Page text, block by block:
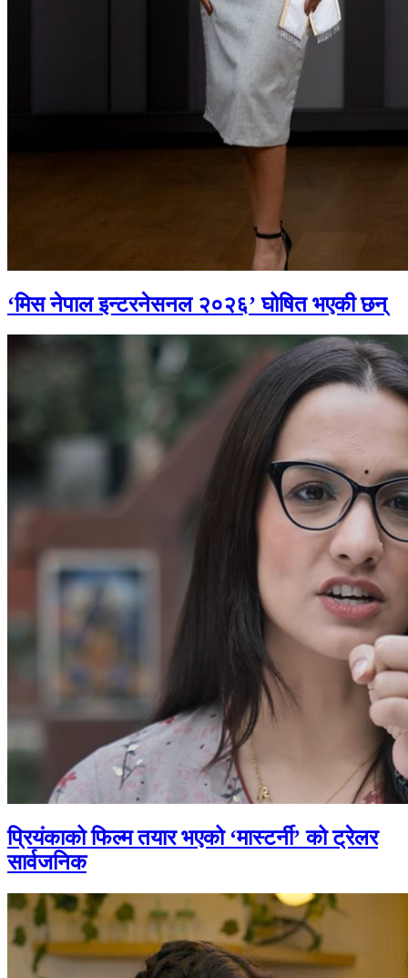
‘मिस नेपाल इन्टरनेसनल २०२६’ घोषित भएकी छन्
प्रियंकाको फिल्म तयार भएको ‘मास्टर्नी’ को ट्रेलर
सार्वजनिक